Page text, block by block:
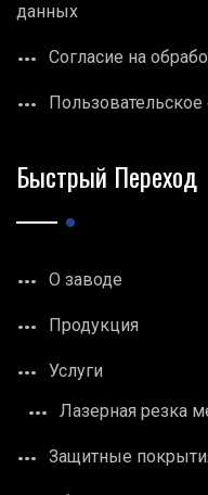
данных
Согласие на
Быстрый Переход
О заводе
Продукция
Услуги
Лазерная резка
Защитные